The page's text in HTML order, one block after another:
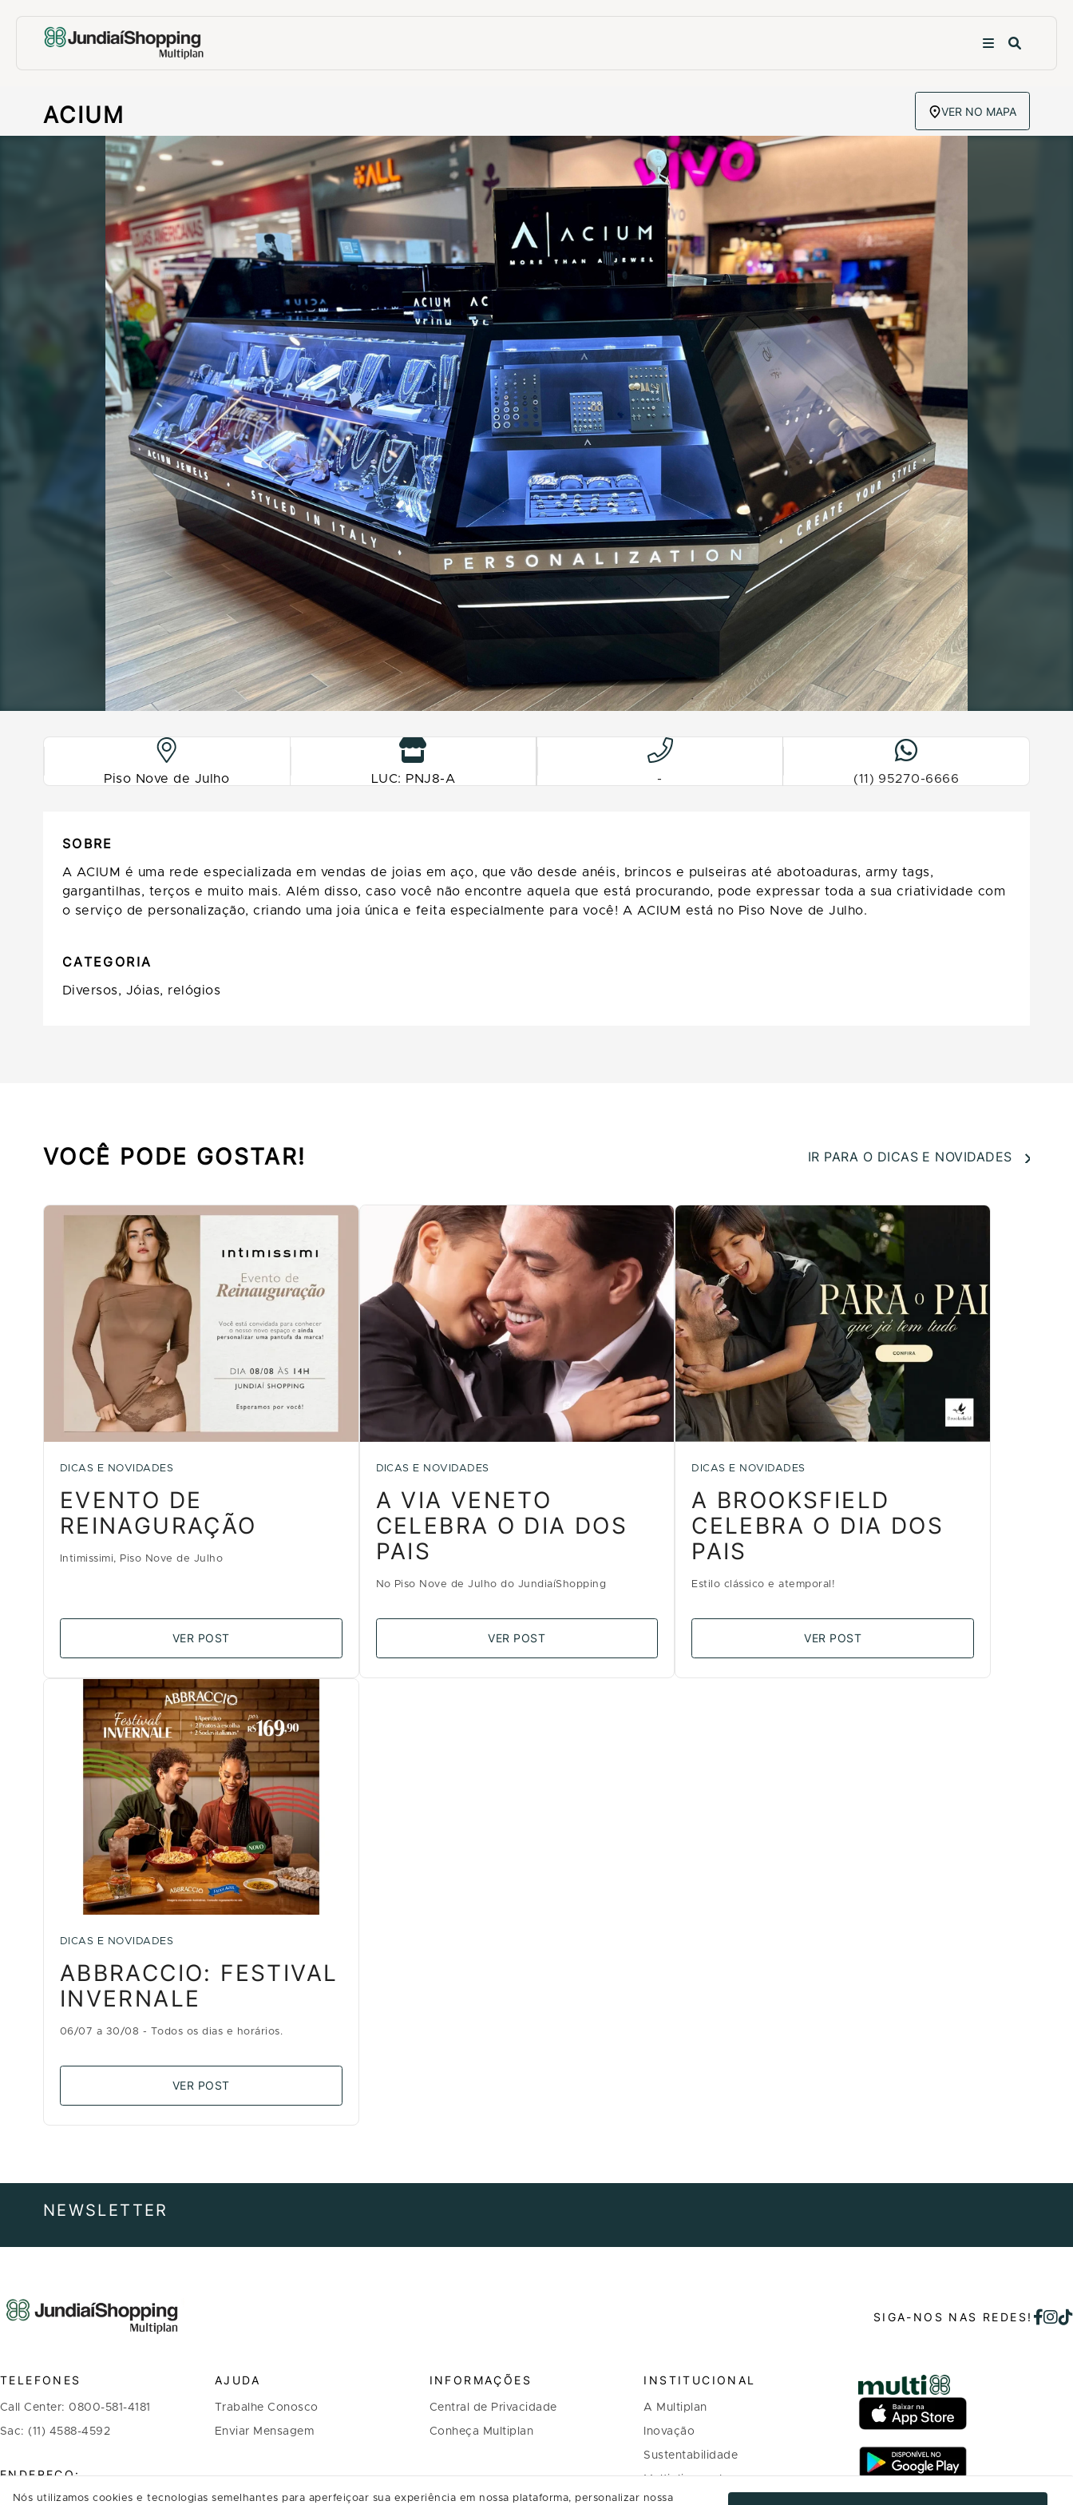
ACIUM VER NO MAPA
Piso Nove de Julho LUC: PNJ8-A - (11) 95270-6666
SOBRE
A ACIUM é uma rede especializada em vendas de joias em aço, que vão desde anéis, brincos e pulseiras até abotoaduras, army tags,
gargantilhas, terços e muito mais. Além disso, caso você não encontre aquela que está procurando, pode expressar toda a sua criatividade com
o serviço de personalização, criando uma joia única e feita especialmente para você! A ACIUM está no Piso Nove de Julho.
CATEGORIA
Diversos, Jóias, relógios
VOCÊ PODE GOSTAR! IR PARA O DICAS E NOVIDADES
DICAS E NOVIDADES
EVENTO DE
REINAGURAÇÃO
Intimissimi, Piso Nove de Julho
VER POST
DICAS E NOVIDADES
A VIA VENETO
CELEBRA O DIA DOS
PAIS
No Piso Nove de Julho do JundiaíShopping
VER POST
DICAS E NOVIDADES
A BROOKSFIELD
CELEBRA O DIA DOS
PAIS
Estilo clássico e atemporal!
VER POST
DICAS E NOVIDADES
ABBRACCIO: FESTIVAL
INVERNALE
06/07 a 30/08 - Todos os dias e horários.
VER POST
NEWSLETTER
SIGA-NOS NAS REDES!
TELEFONES
Call Center: 0800-581-4181
Sac: (11) 4588-4592
ENDEREÇO:
AJUDA
Trabalhe Conosco
Enviar Mensagem
INFORMAÇÕES
Central de Privacidade
Conheça Multiplan
INSTITUCIONAL
A Multiplan
Inovação
Sustentabilidade
Multiplique o bem
Nós utilizamos cookies e tecnologias semelhantes para aperfeiçoar sua experiência em nossa plataforma, personalizar nossa